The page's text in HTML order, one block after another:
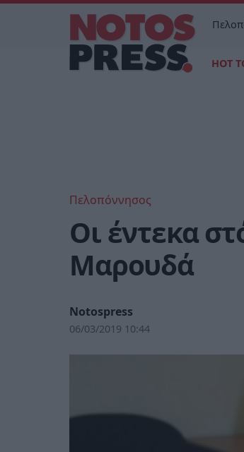
HOT
Πελοπόννησος
Οι έντεκα
Μαρουδά
Notospress
06/03/2019 10:44